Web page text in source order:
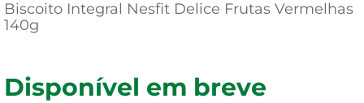
Biscoito Integral Nesfit Delice Frutas Vermelhas
140g
Disponível em breve